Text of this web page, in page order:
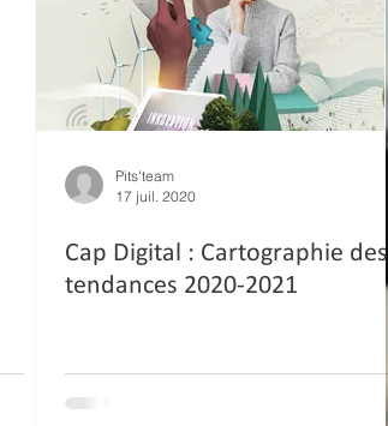
Pits'team
17 juil. 2020
Cap Digital : Cartographie des
tendances 2020-2021